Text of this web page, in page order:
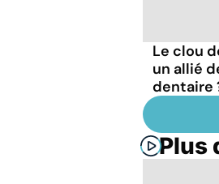
Le clou
un allié
dentaire
Plus